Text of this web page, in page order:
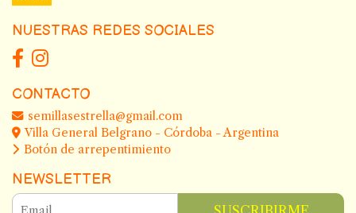
NUESTRAS REDES SOCIALES
CONTACTO
semillasestrella@gmail.com
Villa General Belgrano - Córdoba - Argentina
Botón de arrepentimiento
NEWSLETTER